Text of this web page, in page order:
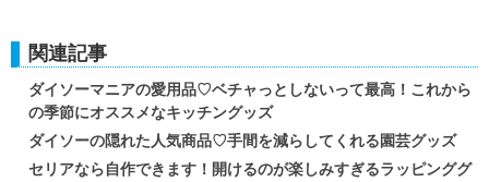
関連記事
ダイソーマニアの愛用品♡ベチャっとしないって最高！これから
の季節にオススメなキッチングッズ
ダイソーの隠れた人気商品♡手間を減らしてくれる園芸グッズ
セリアなら自作できます！開けるのが楽しみすぎるラッピンググ